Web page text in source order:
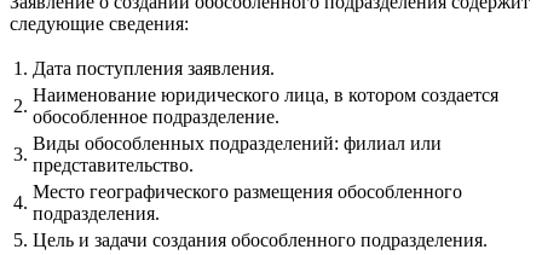
следующие сведения:
1. Дата поступления заявления.
2.
Наименование юридического лица, в котором создается
обособленное подразделение.
3.
Виды обособленных подразделений: филиал или
представительство.
4.
Место географического размещения обособленного
подразделения.
5. Цель и задачи создания обособленного подразделения.